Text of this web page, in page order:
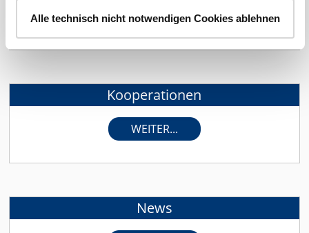
Alle technisch nicht notwendigen Cookies ablehnen
WEITER...
Kooperationen
WEITER...
News